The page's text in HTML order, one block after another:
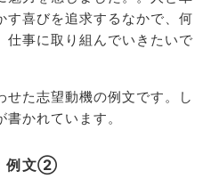
す喜びを追求するなかで、何
仕事に取り組んでいきたいで
た志望動機の例文です。し
かれています。
例文②